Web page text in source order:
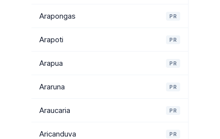
Arapongas PR
Arapoti PR
Arapua PR
Araruna PR
Araucaria PR
Aricanduva PR